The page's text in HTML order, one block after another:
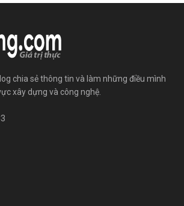
chia sẻ thông tin và làm những điều mình
xây dựng và công nghệ.